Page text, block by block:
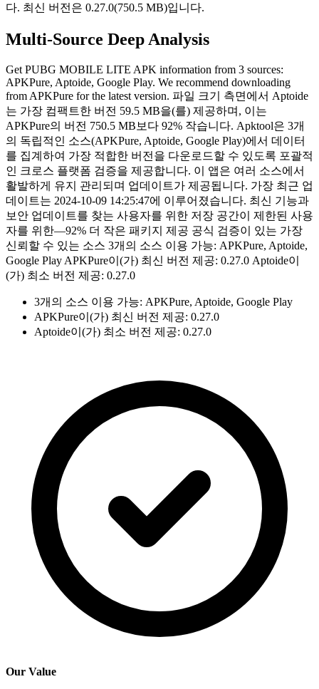
다. 최신 버전은 0.27.0(750.5 MB)입니다.
Multi-Source Deep Analysis
Get PUBG MOBILE LITE APK information from 3 sources:
APKPure, Aptoide, Google Play. We recommend downloading
from APKPure for the latest version. 파일 크기 측면에서 Aptoide
는 가장 컴팩트한 버전 59.5 MB을(를) 제공하며, 이는
APKPure의 버전 750.5 MB보다 92% 작습니다. Apktool은 3개
의 독립적인 소스(APKPure, Aptoide, Google Play)에서 데이터
를 집계하여 가장 적합한 버전을 다운로드할 수 있도록 포괄적
인 크로스 플랫폼 검증을 제공합니다. 이 앱은 여러 소스에서
활발하게 유지 관리되며 업데이트가 제공됩니다. 가장 최근 업
데이트는 2024-10-09 14:25:47에 이루어졌습니다. 최신 기능과
보안 업데이트를 찾는 사용자를 위한 저장 공간이 제한된 사용
자를 위한—92% 더 작은 패키지 제공 공식 검증이 있는 가장
신뢰할 수 있는 소스 3개의 소스 이용 가능: APKPure, Aptoide,
Google Play APKPure이(가) 최신 버전 제공: 0.27.0 Aptoide이
(가) 최소 버전 제공: 0.27.0
3개의 소스 이용 가능: APKPure, Aptoide, Google Play
APKPure이(가) 최신 버전 제공: 0.27.0
Aptoide이(가) 최소 버전 제공: 0.27.0
Our Value